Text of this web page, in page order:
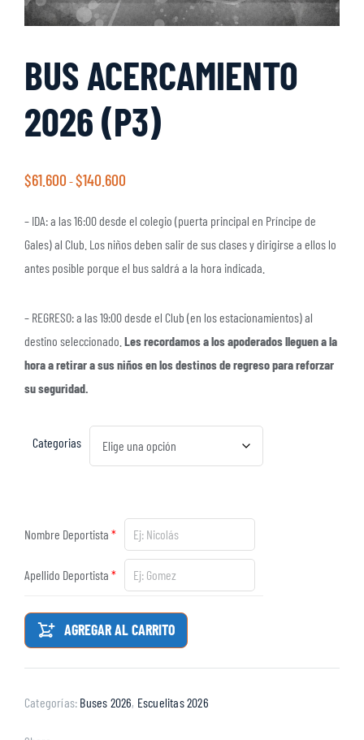
BUS ACERCAMIENTO
2026 (P3)
$61.600 -$140.600
– IDA: a las 16:00 desde el colegio (puerta principal en Príncipe de
Gales) al Club. Los niños deben salir de sus clases y dirigirse a ellos lo
antes posible porque el bus saldrá a la hora indicada.
– REGRESO: a las 19:00 desde el Club (en los estacionamientos) al
destino seleccionado. Les recordamos a los apoderados lleguen a la
hora a retirar a sus niños en los destinos de regreso para reforzar
su seguridad.
Categorias
Nombre Deportista *
Apellido Deportista *
AGREGAR AL CARRITO
Categorías: Buses 2026, Escuelitas 2026